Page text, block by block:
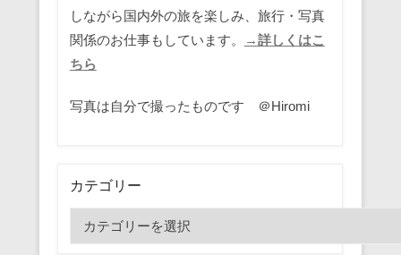
しながら国内外の旅を楽しみ、旅行・写真
関係のお仕事もしています。
→詳しくはこ
ちら
写真は自分で撮ったものです ＠Hiromi
カテゴリー
テ